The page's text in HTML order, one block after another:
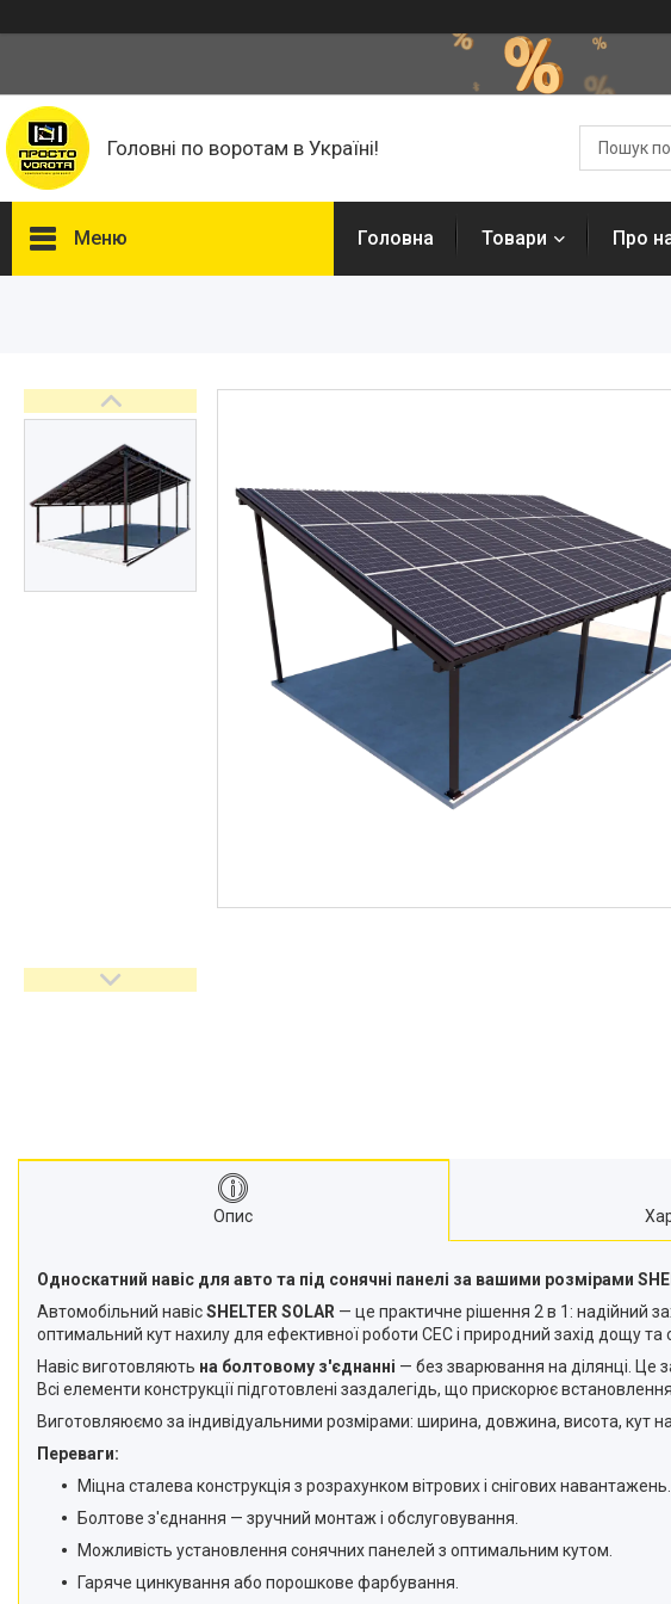
Головні по воротам в Україні!
Меню
Фільонка
Фарба Hammerite, Грунти та
розчинники
Замки для воріт і хвірток
Про нас
Головна Товари Про
Опис
Односкатний навіс для авто та під сонячні панелі за вашими розмірами
Автомобільний навісSHELTER SOLAR — це практичне рішення 2 в 1: надійний
оптимальний кут нахилу для ефективної роботи СЕС і природний захід дощу та
Навіс виготовляють на болтовому з'єднанні — без зварювання на ділянці. Це
Всі елементи конструкції підготовлені заздалегідь, що прискорює
Виготовляюємо за індивідуальними розмірами: ширина, довжина, висота, кут
Переваги:
Міцна сталева конструкція з розрахунком вітрових і снігових навантажень.
Болтове з'єднання — зручний монтаж і обслуговування.
Можливість установлення сонячних панелей з оптимальним кутом.
Гаряче цинкування або порошкове фарбування.